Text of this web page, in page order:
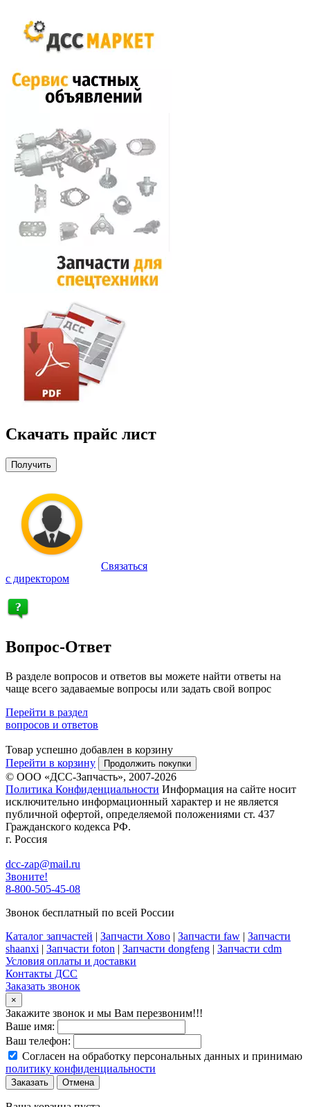
Скачать прайс лист
Получить
Связаться
с директором
Вопрос-Ответ
В разделе вопросов и ответов вы можете найти ответы на
чаще всего задаваемые вопросы или задать свой вопрос
Перейти в раздел
вопросов и ответов
Товар успешно добавлен в корзину
Перейти в корзину
Продолжить покупки
© ООО «ДСС-Запчасть», 2007-2026
Политика Конфиденциальности Информация на сайте носит
исключительно информационный характер и не является
публичной офертой, определяемой положениями ст. 437
Гражданского кодекса РФ.
г. Россия
dcc-zap@mail.ru
Звоните!
8-800-505-45-08
Звонок бесплатный по всей России
Каталог запчастей | Запчасти Хово | Запчасти faw | Запчасти
shaanxi | Запчасти foton | Запчасти dongfeng | Запчасти cdm
Условия оплаты и доставки
Контакты ДСС
Заказать звонок
×
Закажите звонок и мы Вам перезвоним!!!
Ваше имя:
Ваш телефон:
Согласен на обработку персональных данных и принимаю
политику конфиденциальности
Заказать Отмена